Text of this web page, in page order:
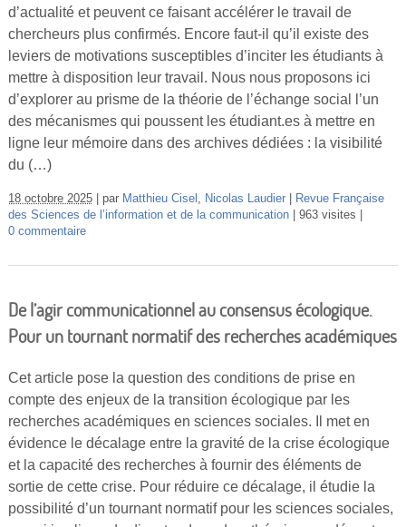
d’actualité et peuvent ce faisant accélérer le travail de
chercheurs plus confirmés. Encore faut-il qu’il existe des
leviers de motivations susceptibles d’inciter les étudiants à
mettre à disposition leur travail. Nous nous proposons ici
d’explorer au prisme de la théorie de l’échange social l’un
des mécanismes qui poussent les étudiant.es à mettre en
ligne leur mémoire dans des archives dédiées : la visibilité
du (…)
18 octobre 2025 par Matthieu Cisel , Nicolas Laudier
Revue Française
des Sciences de l’information et de la communication
963 visites
0 commentaire
De l’agir communicationnel au consensus écologique.
Pour un tournant normatif des recherches académiques
Cet article pose la question des conditions de prise en
compte des enjeux de la transition écologique par les
recherches académiques en sciences sociales. Il met en
évidence le décalage entre la gravité de la crise écologique
et la capacité des recherches à fournir des éléments de
sortie de cette crise. Pour réduire ce décalage, il étudie la
possibilité d’un tournant normatif pour les sciences sociales,